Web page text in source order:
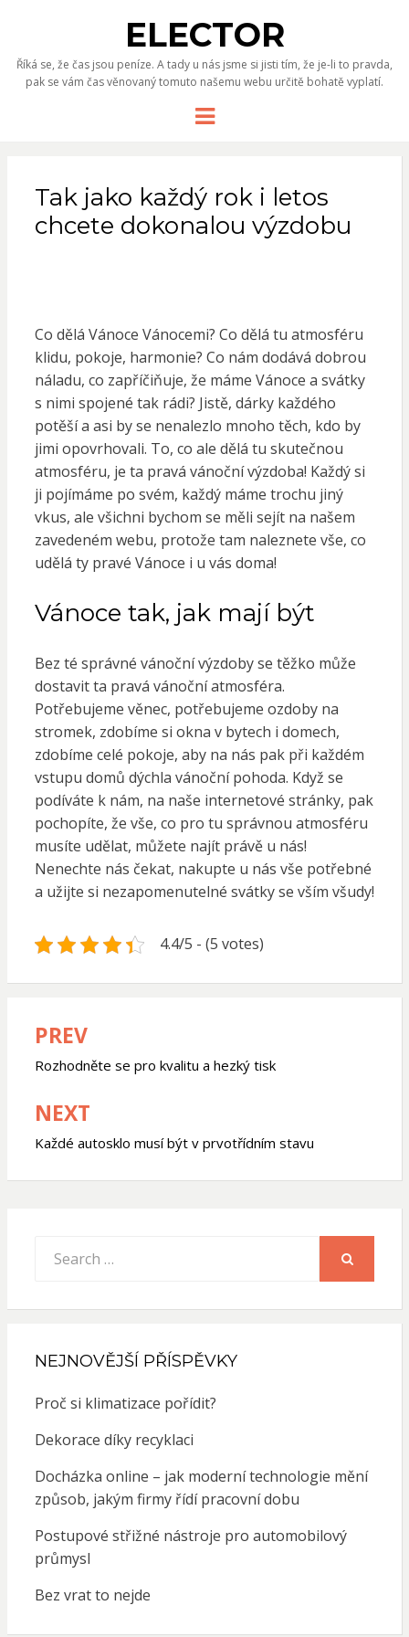
ELECTOR
Říká se, že čas jsou peníze. A tady u nás jsme si jisti tím, že je-li to pravda,
pak se vám čas věnovaný tomuto našemu webu určitě bohatě vyplatí.
Menu
Tak jako každý rok i letos
chcete dokonalou výzdobu
Co dělá Vánoce Vánocemi? Co dělá tu atmosféru
klidu, pokoje, harmonie? Co nám dodává dobrou
náladu, co zapříčiňuje, že máme Vánoce a svátky
s nimi spojené tak rádi? Jistě, dárky každého
potěší a asi by se nenalezlo mnoho těch, kdo by
jimi opovrhovali. To, co ale dělá tu skutečnou
atmosféru, je ta pravá vánoční výzdoba! Každý si
ji pojímáme po svém, každý máme trochu jiný
vkus, ale všichni bychom se měli sejít na našem
zavedeném webu, protože tam naleznete vše, co
udělá ty pravé Vánoce i u vás doma!
Vánoce tak, jak mají být
Bez té správné vánoční výzdoby se těžko může
dostavit ta pravá vánoční atmosféra.
Potřebujeme věnec, potřebujeme ozdoby na
stromek, zdobíme si okna v bytech i domech,
zdobíme celé pokoje, aby na nás pak při každém
vstupu domů dýchla vánoční pohoda. Když se
podíváte k nám, na naše internetové stránky, pak
pochopíte, že vše, co pro tu správnou atmosféru
musíte udělat, můžete najít právě u nás!
Nenechte nás čekat, nakupte u nás vše potřebné
a užijte si nezapomenutelné svátky se vším všudy!
4.4/5 - (5 votes)
Navigace
pro
příspěvek
PREV
Rozhodněte se pro kvalitu a hezký tisk
NEXT
Každé autosklo musí být v prvotřídním stavu
for:
NEJNOVĚJŠÍ PŘÍSPĚVKY
Proč si klimatizace pořídit?
Dekorace díky recyklaci
Docházka online – jak moderní technologie mění
způsob, jakým firmy řídí pracovní dobu
Postupové střižné nástroje pro automobilový
průmysl
Bez vrat to nejde